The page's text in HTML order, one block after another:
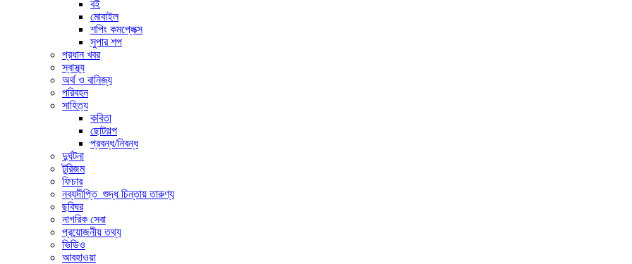
বই
মোবাইল
শপিং কমপ্লেক্স
সুপার শপ
প্রধান খবর
স্বাস্থ্য
অর্থ ও বানিজ্য
পরিবহন
সাহিত্য
কবিতা
ছোটগল্প
প্রবন্ধ/নিবন্ধ
দুর্ঘটনা
টুরিজম
ফিচার
নব্যদীপ্তি_শুদ্ধ চিন্তায় তারুণ্য
ছবিঘর
নাগরিক সেবা
প্রয়োজনীয় তথ্য
ভিডিও
আবহাওয়া